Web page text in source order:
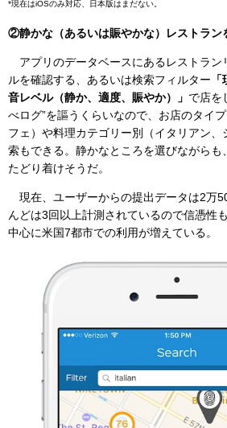
*現在はiOSのみ対応、日本版はまだない。
②静かな（あるいは賑やかな）レストラン
アプリのデータベースにあるレストラン
ルを確認する、あるいは検索フィルター
音レベル（静か、適度、賑やか）」 で店を
べログ”を謳うくらいなので、お店のタイ
フェ）や料理カテゴリー別（イタリアン、
索もできる。静かなところを選びながらも
たどり着けそうだ。
現在、ユーザーからの提出データは2万
んどは3回以上計測されているので信憑性
中心に米国7都市での利用が増えている。